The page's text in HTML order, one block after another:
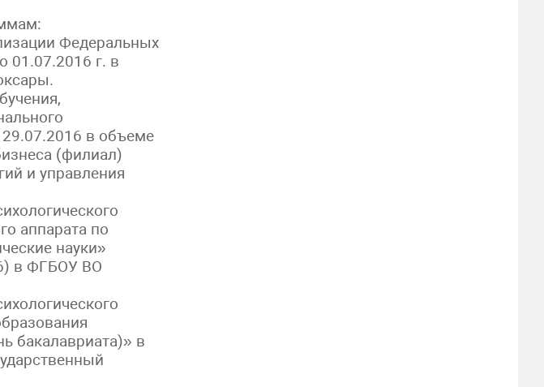
Федеральных
01.07.2016 г. в
29.07.2016 в объеме
(филиал)
и управления
аппарата по
науки»
в ФГБОУ ВО
бакалавриата)» в